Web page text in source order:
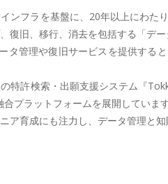
ンフラを基盤に、20年以上にわ
復旧、移行、消去を包括する「デ
タ管理や復旧サービスを提供する
特許検索・出願支援システム『
プラットフォームを展開しています
ア育成にも注力し、データ管理と